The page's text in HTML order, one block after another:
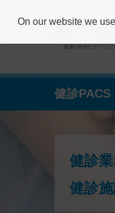
健康な社会とクリニッ
健診PACS
健診
健診
On our website we